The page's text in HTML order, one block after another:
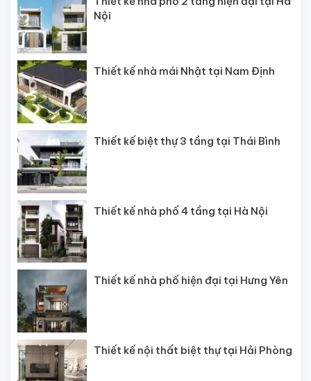
Nội
Thiết kế nhà mái Nhật tại Nam Định
Thiết kế biệt thự 3 tầng tại Thái Bình
Thiết kế nhà phố 4 tầng tại Hà Nội
Thiết kế nhà phố hiện đại tại Hưng Yên
Thiết kế nội thất biệt thự tại Hải Phòng